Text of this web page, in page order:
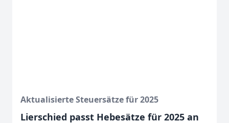
Aktualisierte Steuersätze für 2025
Lierschied passt Hebesätze für 2025 an